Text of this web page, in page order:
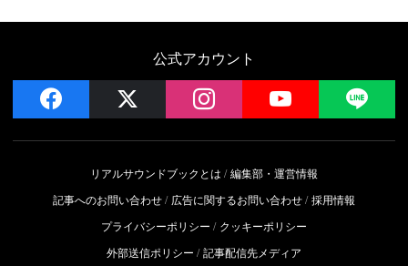
公式アカウント
facebook instagram YouTube
リアルサウンドブックとは
編集部・運営情報
記事へのお問い合わせ
広告に関するお問い合わせ 採用情報
プライバシーポリシー
クッキーポリシー
外部送信ポリシー
記事配信先メディア